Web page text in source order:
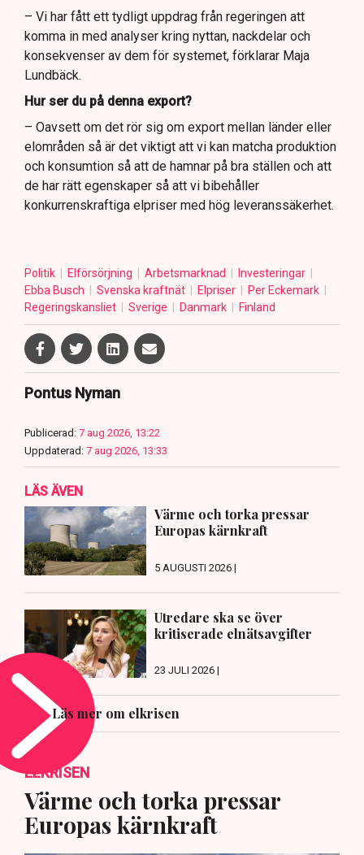
– Vi har fått ett tydligt uppdrag från regeringen att
komma in med analyser kring nyttan, nackdelar och
konsekvenser av dem för systemet, förklarar Maja
Lundbäck.
Hur ser du på denna export?
– Oavsett om det rör sig om export mellan länder eller
elområden så är det viktigt att vi kan matcha produktion
och konsumtion så att de hamnar på bra ställen och att
de har rätt egenskaper så att vi bibehåller
konkurrenskraftiga elpriser med hög leveranssäkerhet.
Politik Elförsörjning Arbetsmarknad
Investeringar
Ebba Busch
Svenska kraftnät Elpriser
Per Eckemark
Regeringskansliet
Sverige Danmark Finland
Pontus Nyman
Publicerad: 7 aug 2026, 13:22
Uppdaterad: 7 aug 2026, 13:33
LÄS ÄVEN
Värme och torka pressar
Europas kärnkraft
5 AUGUSTI 2026 |
Utredare ska se över
kritiserade elnätsavgifter
23 JULI 2026 |
Läs mer om elkrisen
ELKRISEN
Värme och torka pressar
Europas kärnkraft